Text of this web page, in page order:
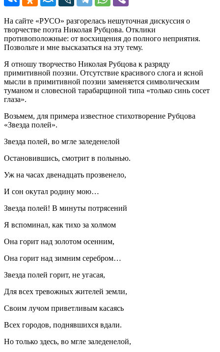
На сайте «РУСО» разгорелась нешуточная дискуссия о
творчестве поэта Николая Рубцова. Отклики
противоположные: от восхищения до полного неприятия.
Позвольте и мне высказаться на эту тему.
Я отношу творчество Николая Рубцова к разряду
примитивной поэзии. Отсутствие красивого слога и ясной
мысли в примитивной поэзии заменяется символическим
туманом и словесной тарабарщиной типа «только синь сосет
глаза».
Возьмем, для примера известное стихотворение Рубцова
«Звезда полей».
Звезда полей, во мгле заледенелой
Остановившись, смотрит в полынью.
Уж на часах двенадцать прозвенело,
И сон окутал родину мою…
Звезда полей! В минуты потрясений
Я вспоминал, как тихо за холмом
Она горит над золотом осенним,
Она горит над зимним серебром…
Звезда полей горит, не угасая,
Для всех тревожных жителей земли,
Своим лучом приветливым касаясь
Всех городов, поднявшихся вдали.
Но только здесь, во мгле заледенелой,